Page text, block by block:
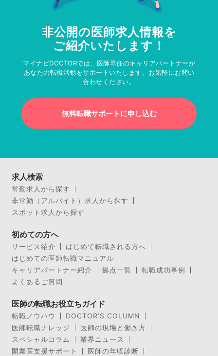
非公開の医師求人情報を
ご紹介いたします！
マイナビDOCTORでは、医師専任のキャリアパートナーが
あなたの転職活動をサポートいたします。お気軽にお問い
合わせください。
無料転職サポートに申し込む
求人検索
常勤求人から探す
非常勤（アルバイト）求人から探す
スポット求人から探す
初めての方へ
サービス紹介
はじめて転職される方へ
はじめての医師転職マニュアル
キャリアパートナー紹介
拠点一覧
転職成功事例
よくあるご質問
医師の転職お役立ちガイド
転職ノウハウ
DOCTOR’S COLUMN
医師転職ナレッジ
医師の現場と働き方
スペシャルコラム
業界ニュース
開業医支援サポート
医師の年収診断